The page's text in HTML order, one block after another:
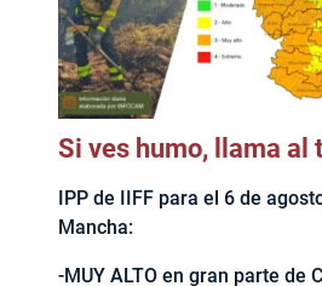
Si ves humo, llama al
IPP de IIFF para el 6 de
Mancha:
-MUY ALTO en gran parte de